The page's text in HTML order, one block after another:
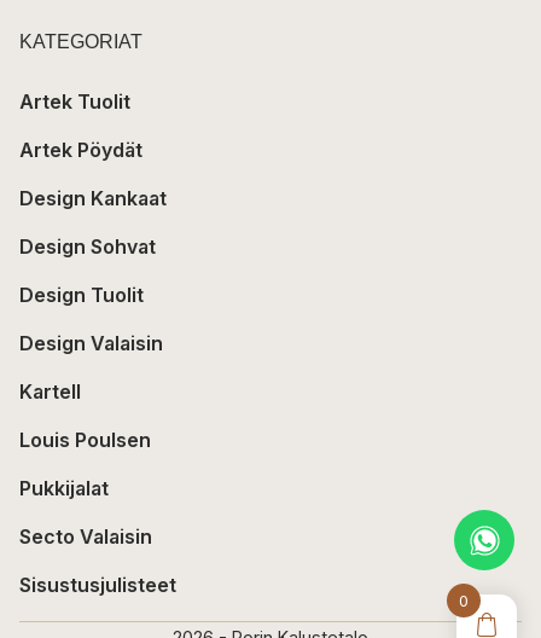
0
KATEGORIAT
Artek Tuolit
Artek Pöydät
Design Kankaat
Design Sohvat
Design Tuolit
Design Valaisin
Kartell
Louis Poulsen
Pukkijalat
Secto Valaisin
Sisustusjulisteet